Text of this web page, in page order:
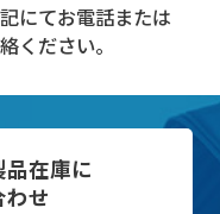
にてお電話または
ください。
在庫に
せ